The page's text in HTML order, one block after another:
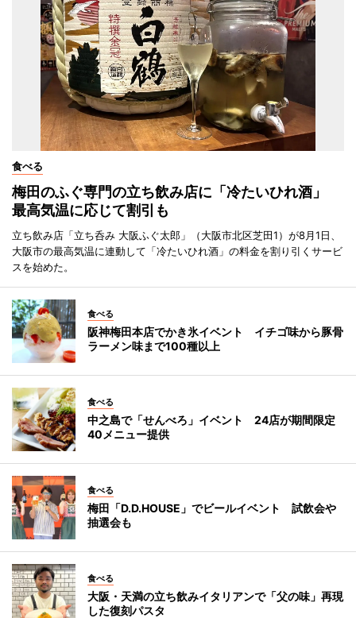
食べる
梅田のふぐ専門の立ち飲み店に「冷たいひれ酒」
最高気温に応じて割引も
立ち飲み店「立ち呑み 大阪ふぐ太郎」（大阪市北区芝田1）が8月1日、
大阪市の最高気温に連動して「冷たいひれ酒」の料金を割り引くサービ
スを始めた。
食べる
阪神梅田本店でかき氷イベント イチゴ味から豚骨
ラーメン味まで100種以上
食べる
中之島で「せんべろ」イベント 24店が期間限定
40メニュー提供
食べる
梅田「D.D.HOUSE」でビールイベント 試飲会や
抽選会も
食べる
大阪・天満の立ち飲みイタリアンで「父の味」再現
した復刻パスタ